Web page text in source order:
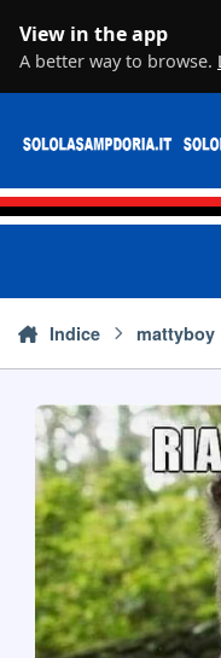
View in the app
A better way to browse.
Indice mattyboy